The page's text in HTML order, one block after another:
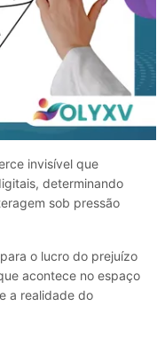
invisível que
determinando
sob pressão
o lucro do prejuízo
acontece no espaço
a realidade do